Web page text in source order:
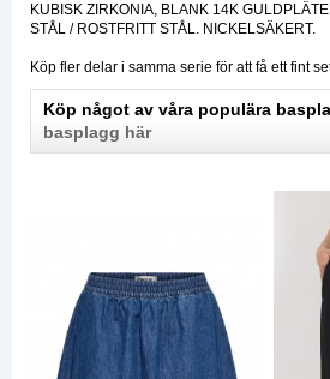
KUBISK ZIRKONIA, BLANK 14K
STÅL / ROSTFRITT STÅL. NICKELSÄKERT.
Köp fler delar i samma serie för att få ett fint
Köp något av våra populära
basplagg här